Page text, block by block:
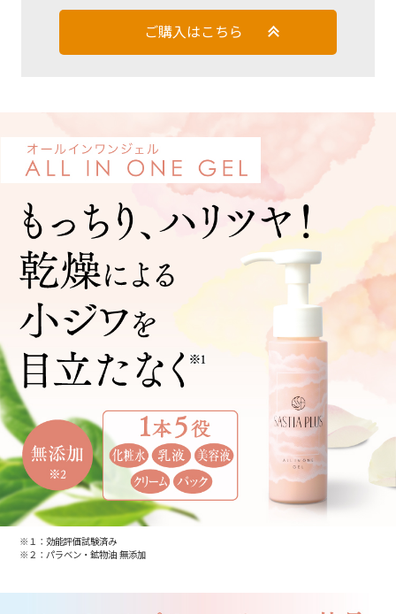
ご購入はこちら
※１：効能評価試験済み
※２：パラベン・鉱物油 無添加